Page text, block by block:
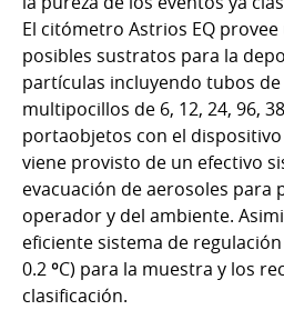
El citómetro Astrios EQ
posibles sustratos para la
partículas incluyendo tubos
multipocillos de 6, 12, 24, 96,
portaobjetos con el dispositivo
viene provisto de un efectivo
evacuación de aerosoles para
operador y del ambiente.
eficiente sistema de
0.2 ºC) para la muestra y los
clasificación.